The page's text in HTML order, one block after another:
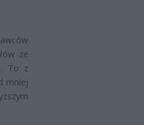
ze
To z
mniej